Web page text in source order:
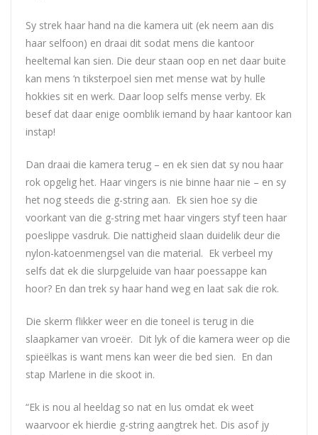
Sy strek haar hand na die kamera uit (ek neem aan dis
haar selfoon) en draai dit sodat mens die kantoor
heeltemal kan sien. Die deur staan oop en net daar buite
kan mens ‘n tiksterpoel sien met mense wat by hulle
hokkies sit en werk. Daar loop selfs mense verby. Ek
besef dat daar enige oomblik iemand by haar kantoor kan
instap!
Dan draai die kamera terug – en ek sien dat sy nou haar
rok opgelig het. Haar vingers is nie binne haar nie – en sy
het nog steeds die g-string aan. Ek sien hoe sy die
voorkant van die g-string met haar vingers styf teen haar
poeslippe vasdruk. Die nattigheid slaan duidelik deur die
nylon-katoenmengsel van die material. Ek verbeel my
selfs dat ek die slurpgeluide van haar poessappe kan
hoor? En dan trek sy haar hand weg en laat sak die rok.
Die skerm flikker weer en die toneel is terug in die
slaapkamer van vroeër. Dit lyk of die kamera weer op die
spieëlkas is want mens kan weer die bed sien. En dan
stap Marlene in die skoot in.
“Ek is nou al heeldag so nat en lus omdat ek weet
waarvoor ek hierdie g-string aangtrek het. Dis asof jy